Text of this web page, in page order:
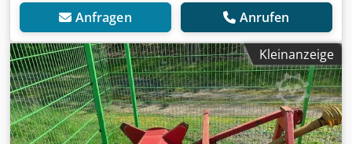
Anfragen Anrufen
Kleinanzeige